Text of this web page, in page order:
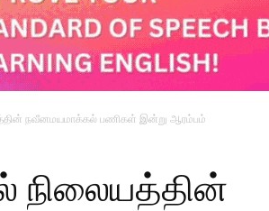
நவீனமயமாக்கல் பணிகள் இன்று ஆரம்பம்
நிலையத்தின்